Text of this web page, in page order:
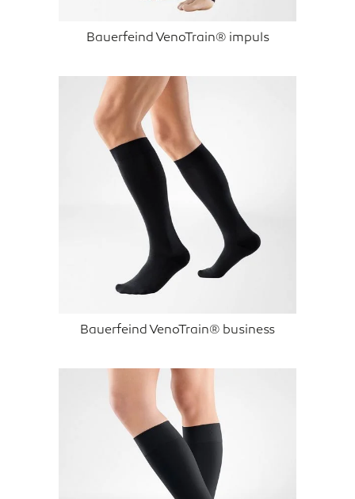
Bauerfeind VenoTrain® impuls
Bauerfeind VenoTrain® business